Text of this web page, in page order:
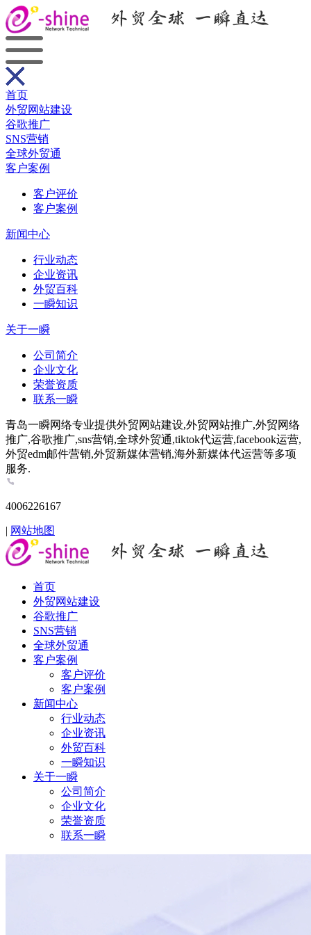
首页
外贸网站建设
谷歌推广
SNS营销
全球外贸通
客户案例
客户评价
客户案例
新闻中心
行业动态
企业资讯
外贸百科
一瞬知识
关于一瞬
公司简介
企业文化
荣誉资质
联系一瞬
青岛一瞬网络专业提供外贸网站建设,外贸网站推广,外贸网络
推广,谷歌推广,sns营销,全球外贸通,tiktok代运营,facebook运营,
外贸edm邮件营销,外贸新媒体营销,海外新媒体代运营等多项
服务.
4006226167
| 网站地图
首页
外贸网站建设
谷歌推广
SNS营销
全球外贸通
客户案例
客户评价
客户案例
新闻中心
行业动态
企业资讯
外贸百科
一瞬知识
关于一瞬
公司简介
企业文化
荣誉资质
联系一瞬